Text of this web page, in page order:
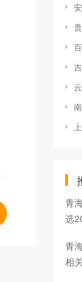
贵
百
吉
云
南
上
青
选
青
相